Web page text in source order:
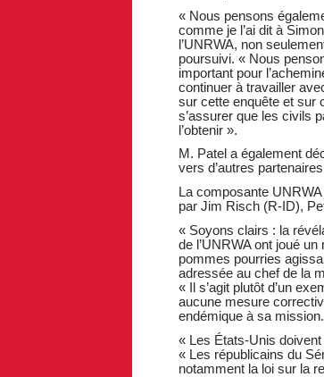
« Nous pensons
comme je l’ai dit à
l’UNRWA, non
poursuivi. « Nous
important pour
continuer à travailler
sur cette enquête et sur
s’assurer que les civils
l’obtenir ».
M. Patel a également
vers d’autres
La composante
par Jim Risch (R-ID),
« Soyons clairs : la
de l’UNRWA ont joué
pommes pourries
adressée au chef de la
« Il s’agit plutôt d’un
aucune mesure
endémique à sa mission.
« Les États-Unis
« Les républicains du
notamment la loi sur la